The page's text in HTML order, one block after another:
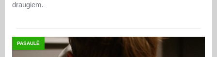
draugiem.
PASAULĒ